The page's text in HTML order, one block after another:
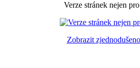
Verze stránek nejen
Zobrazit